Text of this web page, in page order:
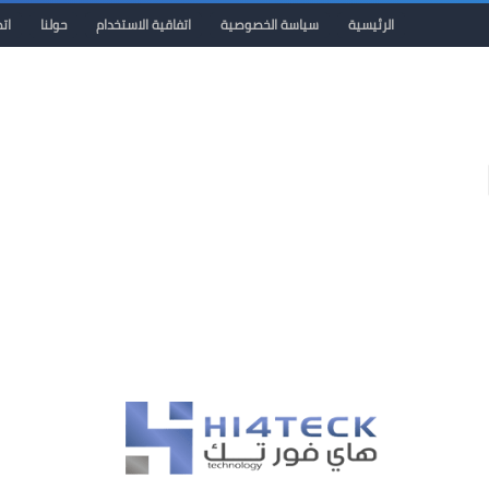
الرئيسية سياسة الخصوصية اتفاقية الاستخدام حولنا